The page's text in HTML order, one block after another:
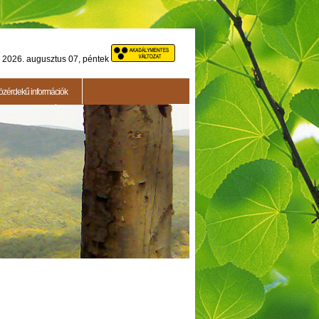
2026. augusztus 07, péntek
információk
2015.05.14. - Testületi ülés